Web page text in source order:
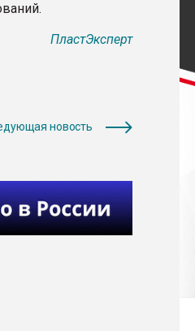
ПластЭксперт
новость